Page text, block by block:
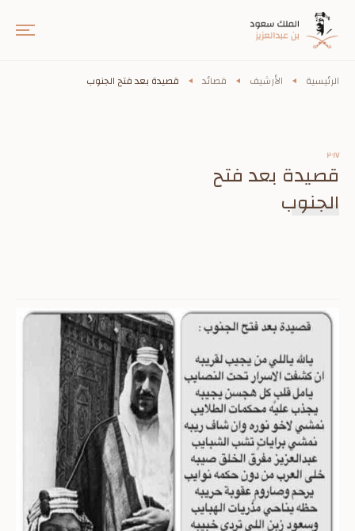
الرئيسية الأرشيف قصائد قصيدة بعد فتح الجنوب
٢٠١٧
قصيدة بعد فتح
الجنوب